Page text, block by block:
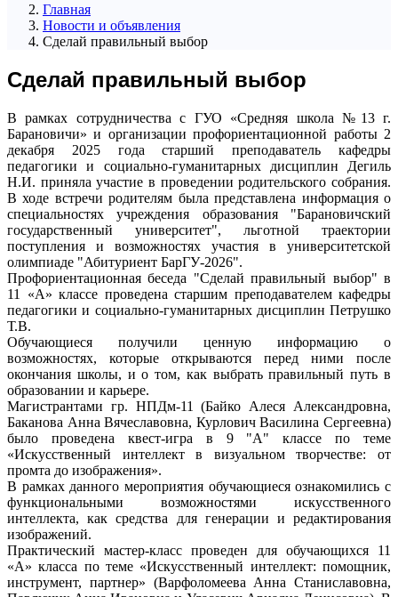
Главная
Новости и объявления
Сделай правильный выбор
Сделай правильный выбор
В рамках сотрудничества с ГУО «Средняя школа №13 г.
Барановичи» и организации профориентационной работы 2
декабря 2025 года старший преподаватель кафедры
педагогики и социально-гуманитарных дисциплин Дегиль
Н.И. приняла участие в проведении родительского собрания.
В ходе встречи родителям была представлена информация о
специальностях учреждения образования "Барановичский
государственный университет", льготной траектории
поступления и возможностях участия в университетской
олимпиаде "Абитуриент БарГУ-2026".
Профориентационная беседа "Сделай правильный выбор" в
11 «А» классе проведена старшим преподавателем кафедры
педагогики и социально-гуманитарных дисциплин Петрушко
Т.В.
Обучающиеся получили ценную информацию о
возможностях, которые открываются перед ними после
окончания школы, и о том, как выбрать правильный путь в
образовании и карьере.
Магистрантами гр. НПДм-11 (Байко Алеся Александровна,
Баканова Анна Вячеславовна, Курлович Василина Сергеевна)
было проведена квест-игра в 9 "А" классе по теме
«Искусственный интеллект в визуальном творчестве: от
промта до изображения».
В рамках данного мероприятия обучающиеся ознакомились с
функциональными возможностями искусственного
интеллекта, как средства для генерации и редактирования
изображений.
Практический мастер-класс проведен для обучающихся 11
«А» класса по теме «Искусственный интеллект: помощник,
инструмент, партнер» (Варфоломеева Анна Станиславовна,